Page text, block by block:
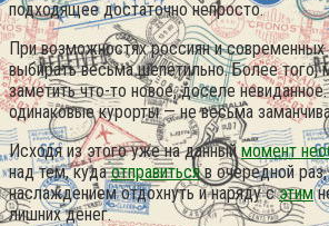
подходящее достаточно непросто.
При возможностях россиян и современных
выбирать весьма шепетильно.Более того,
заметить что-то новое, доселе
одинаковые курорты — не весьма
Исходя из этого уже на данныймомент
над тем, кудаотправитьсяв очередной
наслаждением отдохнуть и наряду сэтим
лишних денег.